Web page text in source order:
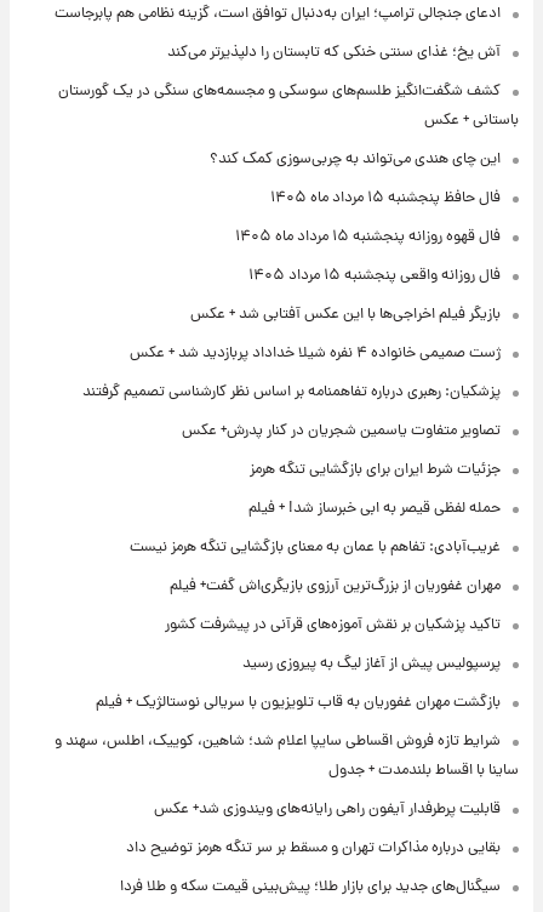
ادعای جنجالی ترامپ؛ ایران به‌دنبال توافق است، گزینه نظامی هم پابرجاست
آش یخ؛ غذای سنتی خنکی که تابستان را دلپذیرتر می‌کند
کشف شگفت‌انگیز طلسم‌های سوسکی و مجسمه‌های سنگی در یک گورستان
باستانی + عکس
این چای هندی می‌تواند به چربی‌سوزی کمک کند؟
فال حافظ پنجشنبه ۱۵ مرداد ماه ۱۴۰۵
فال قهوه روزانه پنجشنبه ۱۵ مرداد ماه ۱۴۰۵
فال روزانه واقعی پنجشنبه ۱۵ مرداد ۱۴۰۵
بازیگر فیلم اخراجی‌ها با این عکس آفتابی شد + عکس
ژست صمیمی خانواده ۴ نفره شیلا خداداد پربازدید شد + عکس
پزشکیان: رهبری درباره تفاهمنامه بر اساس نظر کارشناسی تصمیم گرفتند
تصاویر متفاوت یاسمین شجریان در کنار پدرش+ عکس
جزئیات شرط ایران برای بازگشایی تنگه هرمز
حمله لفظی قیصر به ابی خبرساز شد! + فیلم
غریب‌آبادی: تفاهم با عمان به معنای بازگشایی تنگه هرمز نیست
مهران غفوریان از بزرگ‌ترین آرزوی بازیگری‌اش گفت+ فیلم
تاکید پزشکیان بر نقش آموزه‌های قرآنی در پیشرفت کشور
پرسپولیس پیش از آغاز لیگ به پیروزی رسید
بازگشت مهران غفوریان به قاب تلویزیون با سریالی نوستالژیک + فیلم
شرایط تازه فروش اقساطی سایپا اعلام شد؛ شاهین، کوییک، اطلس، سهند و
ساینا با اقساط بلندمدت + جدول
قابلیت پرطرفدار آیفون راهی رایانه‌های ویندوزی شد+ عکس
بقایی درباره مذاکرات تهران و مسقط بر سر تنگه هرمز توضیح داد
سیگنال‌های جدید برای بازار طلا؛ پیش‌بینی قیمت سکه و طلا فردا